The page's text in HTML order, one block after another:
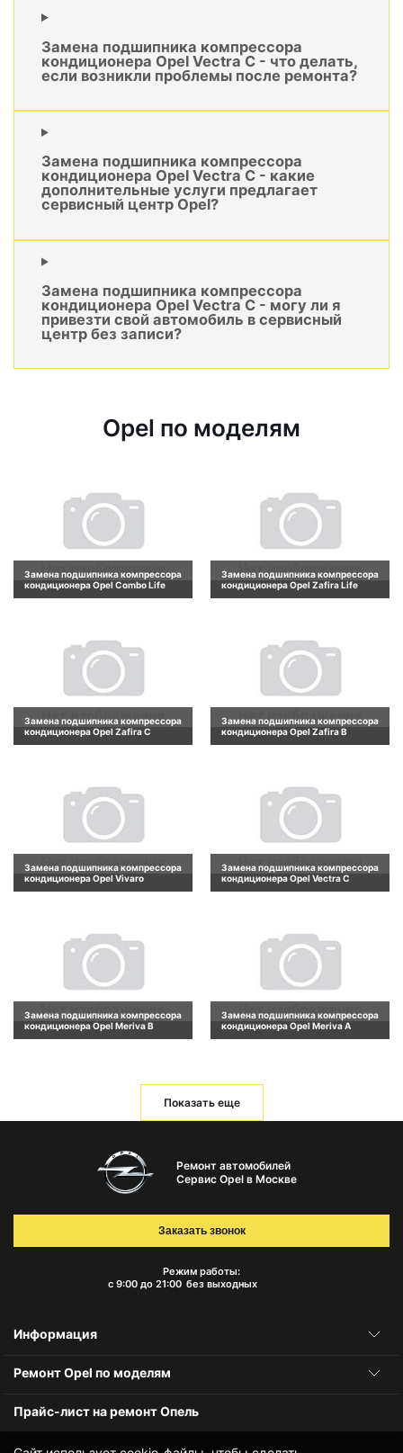
Замена подшипника компрессора
кондиционера Opel Vectra C - что делать,
если возникли проблемы после ремонта?
Замена подшипника компрессора
кондиционера Opel Vectra C - какие
дополнительные услуги предлагает
сервисный центр Opel?
Замена подшипника компрессора
кондиционера Opel Vectra C - могу ли я
привезти свой автомобиль в сервисный
центр без записи?
Opel по моделям
Замена подшипника компрессора
кондиционера Opel Combo Life
Замена подшипника компрессора
кондиционера Opel Zafira Life
Замена подшипника компрессора
кондиционера Opel Zafira C
Замена подшипника компрессора
кондиционера Opel Zafira B
Замена подшипника компрессора
кондиционера Opel Vivaro
Замена подшипника компрессора
кондиционера Opel Vectra C
Замена подшипника компрессора
кондиционера Opel Meriva B
Замена подшипника компрессора
кондиционера Opel Meriva A
Показать еще
Ремонт автомобилей
Сервис Opel в Москве
Режим работы:
с 9:00 до 21:00 без выходных
Заказать звонок
Информация
Ремонт Opel по моделям
Прайс-лист на ремонт Опель